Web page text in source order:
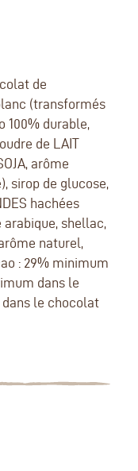
de
(transformés
100% durable,
de LAIT
arôme
sirop de glucose,
hachées
arabique, shellac,
naturel,
: 29% minimum
dans le
le chocolat